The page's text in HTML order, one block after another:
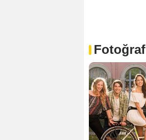
Fotoğraf